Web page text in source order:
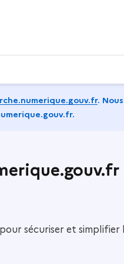
.
sécuriser et simplifier